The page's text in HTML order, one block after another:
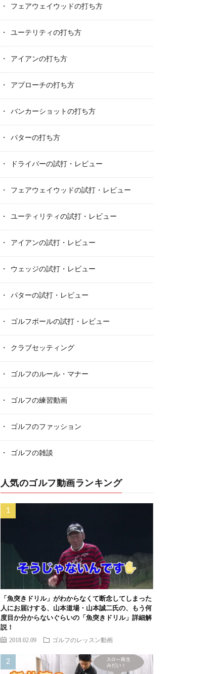
フェアウェイウッドの打ち方
ユーテリティの打ち方
アイアンの打ち方
アプローチの打ち方
バンカーショットの打ち方
パターの打ち方
ドライバーの試打・レビュー
フェアウェイウッドの試打・レビュー
ユーティリティの試打・レビュー
アイアンの試打・レビュー
ウェッジの試打・レビュー
パターの試打・レビュー
ゴルフボールの試打・レビュー
クラブセッティング
ゴルフのルール・マナー
ゴルフの練習動画
ゴルフのファッション
ゴルフの雑談
人気のゴルフ動画ランキング
「魚突きドリル」がわからなくて断念してしまった
人にお届けする、山本道場・山本誠二氏の、もう何
度目か分からないぐらいの「魚突きドリル」詳細解
説！
2018.02.09 ゴルフのレッスン動画